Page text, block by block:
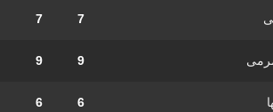
7
7
9
9
6
6